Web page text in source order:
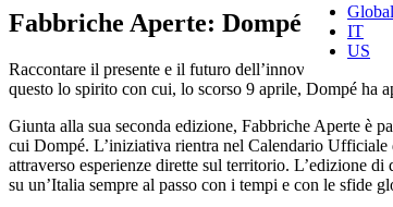
Global
IT
US
Fabbriche Aperte: Dompé
Raccontare il presente e il futuro dell’innovazione ai
questo lo spirito con cui, lo scorso 9 aprile, Dompé ha
Giunta alla sua seconda edizione, Fabbriche Aperte è
cui Dompé. L’iniziativa rientra nel Calendario Ufficiale
attraverso esperienze dirette sul territorio. L’edizione
su un’Italia sempre al passo con i tempi e con le sfide